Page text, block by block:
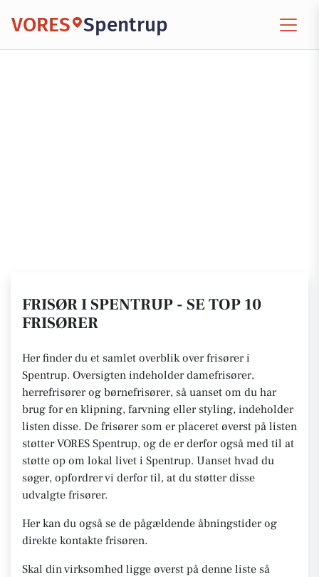
VORES Spentrup
FRISØR I SPENTRUP - SE TOP 10
FRISØRER
Her finder du et samlet overblik over frisører i
Spentrup. Oversigten indeholder damefrisører,
herrefrisører og børnefrisører, så uanset om du har
brug for en klipning, farvning eller styling, indeholder
listen disse. De frisører som er placeret øverst på listen
støtter VORES Spentrup, og de er derfor også med til at
støtte op om lokal livet i Spentrup. Uanset hvad du
søger, opfordrer vi derfor til, at du støtter disse
udvalgte frisører.
Her kan du også se de pågældende åbningstider og
direkte kontakte frisøren.
Skal din virksomhed ligge øverst på denne liste så